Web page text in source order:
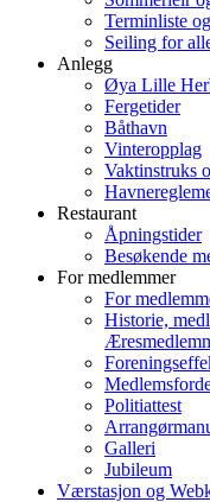
Terminliste
Seiling for
Anlegg
Øya Lille
Fergetider
Båthavn
Vinteropplag
Vaktinstruks
Restaurant
Åpningstider
Besøkende
For medlemmer
For
Historie,
Politiattest
Galleri
Jubileum
Værstasjon og